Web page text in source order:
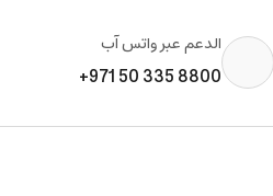
الدعم عبر واتس آب
+971 50 335 8800